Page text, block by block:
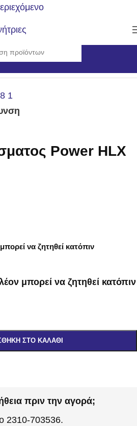
/Πότισμα
Power HLX
να ζητηθεί κατόπιν
μπορεί να ζητηθεί κατόπιν
ΣΤΟ ΚΑΛΆΘΙ
πριν την αγορά;
2310-703536.